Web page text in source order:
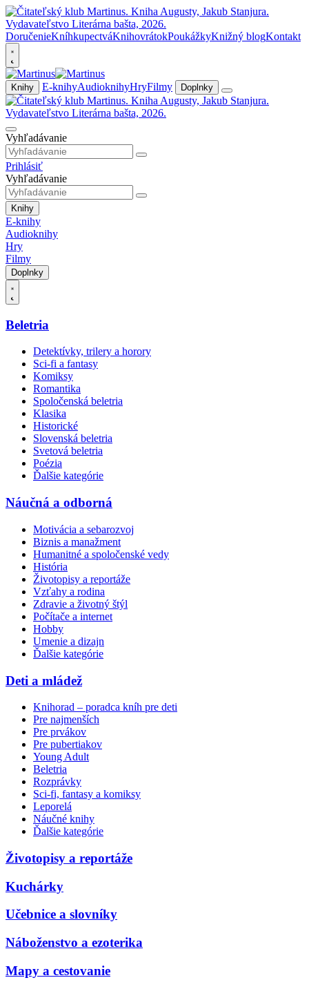
DoručenieKníhkupectváKnihovrátokPoukážkyKnižný blogKontakt
Knihy E-knihyAudioknihyHryFilmy Doplnky
Vyhľadávanie
Prihlásiť
Vyhľadávanie
Knihy
E-knihy
Audioknihy
Hry
Filmy
Doplnky
Beletria
Detektívky, trilery a horory
Sci-fi a fantasy
Komiksy
Romantika
Spoločenská beletria
Klasika
Historické
Slovenská beletria
Svetová beletria
Poézia
Ďalšie kategórie
Náučná a odborná
Motivácia a sebarozvoj
Biznis a manažment
Humanitné a spoločenské vedy
História
Životopisy a reportáže
Vzťahy a rodina
Zdravie a životný štýl
Počítače a internet
Hobby
Umenie a dizajn
Ďalšie kategórie
Deti a mládež
Knihorad – poradca kníh pre deti
Pre najmenších
Pre prvákov
Pre pubertiakov
Young Adult
Beletria
Rozprávky
Sci-fi, fantasy a komiksy
Leporelá
Náučné knihy
Ďalšie kategórie
Životopisy a reportáže
Kuchárky
Učebnice a slovníky
Náboženstvo a ezoterika
Mapy a cestovanie